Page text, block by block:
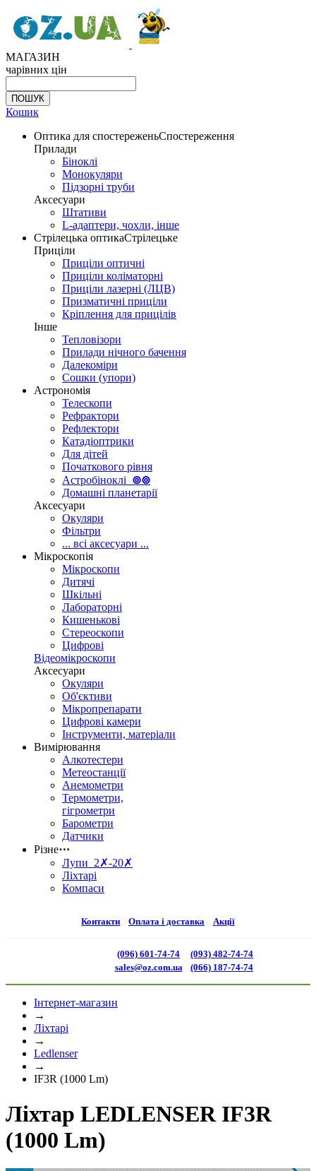
МАГАЗИН
чарівних цін
Кошик
Оптика для спостереженьСпостереження
Прилади
Біноклі
Монокуляри
Підзорні труби
Аксесуари
Штативи
L-адаптери, чохли, інше
Стрілецька оптикаСтрілецьке
Приціли
Приціли оптичні
Приціли коліматорні
Приціли лазерні (ЛЦВ)
Призматичні приціли
Кріплення для прицілів
Інше
Тепловізори
Прилади нічного бачення
Далекоміри
Сошки (упори)
Астрономія
Телескопи
Рефрактори
Рефлектори
Катадіоптрики
Для дітей
Початкового рівня
Астробіноклі ⊚⊚
Домашні планетарії
Аксесуари
Окуляри
Фільтри
... всі аксесуари ...
Мікроскопія
Мікроскопи
Дитячі
Шкільні
Лабораторні
Кишенькові
Стереоскопи
Цифрові
Відеомікроскопи
Аксесуари
Окуляри
Об'єктиви
Мікропрепарати
Цифрові камери
Інструменти, матеріали
Вимірювання
Алкотестери
Метеостанції
Анемометри
Термометри,
гігрометри
Барометри
Датчики
Різне⋯
Лупи 2✗-20✗
Ліхтарі
Компаси
Контакти Оплата і доставка Акції
(096) 601-74-74
sales@oz.com.ua
(093) 482-74-74
(066) 187-74-74
Інтернет-магазин
→
Ліхтарі
→
Ledlenser
→
IF3R (1000 Lm)
Ліхтар LEDLENSER IF3R
(1000 Lm)